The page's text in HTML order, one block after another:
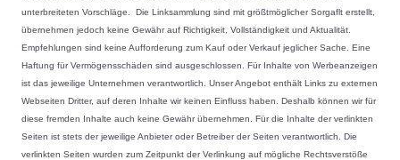
unterbreiteten Vorschläge. Die Linksammlung sind mit größtmöglicher Sorgaflt erstellt,
übernehmen jedoch keine Gewähr auf Richtigkeit, Vollständigkeit und Aktualität.
Empfehlungen sind keine Aufforderung zum Kauf oder Verkauf jeglicher Sache. Eine
Haftung für Vermögensschäden sind ausgeschlossen. Für Inhalte von Werbeanzeigen
ist das jeweilige Unternehmen verantwortlich. Unser Angebot enthält Links zu externen
Webseiten Dritter, auf deren Inhalte wir keinen Einfluss haben. Deshalb können wir für
diese fremden Inhalte auch keine Gewähr übernehmen. Für die Inhalte der verlinkten
Seiten ist stets der jeweilige Anbieter oder Betreiber der Seiten verantwortlich. Die
verlinkten Seiten wurden zum Zeitpunkt der Verlinkung auf mögliche Rechtsverstöße